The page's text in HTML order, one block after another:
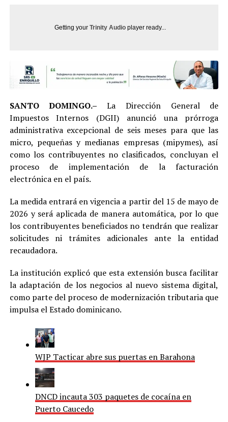
Getting your Trinity Audioplayer ready...
SANTO DOMINGO.–La Dirección General de
Impuestos Internos (DGII) anunció una prórroga
administrativa excepcional de seis meses para que las
micro, pequeñas y medianas empresas (mipymes), así
como los contribuyentes no clasificados, concluyan el
proceso de implementación de la facturación
electrónica en el país.
La medida entrará en vigencia a partir del 15 de mayo de
2026 y será aplicada de manera automática, por lo que
los contribuyentes beneficiados no tendrán que realizar
solicitudes ni trámites adicionales ante la entidad
recaudadora.
La institución explicó que esta extensión busca facilitar
la adaptación de los negocios al nuevo sistema digital,
como parte del proceso de modernización tributaria que
impulsa el Estado dominicano.
WJP Tacticar abre sus puertas en Barahona
DNCD incauta 303 paquetes de cocaína en
Puerto Caucedo